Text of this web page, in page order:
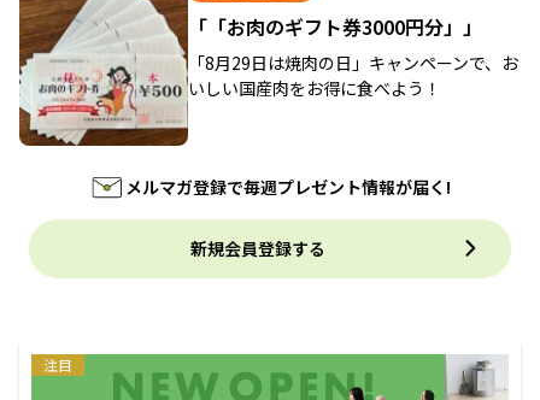
「「お肉のギフト券3000円分」」
「8月29日は焼肉の日」キャンペーンで、お
いしい国産肉をお得に食べよう！
メルマガ登録で毎週プレゼント情報が届く!
新規会員登録する
注目